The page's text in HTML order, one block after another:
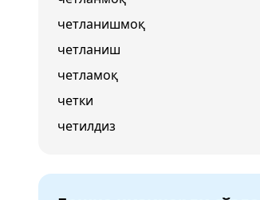
четланишмоқ
четланиш
четламоқ
четки
четилдиз